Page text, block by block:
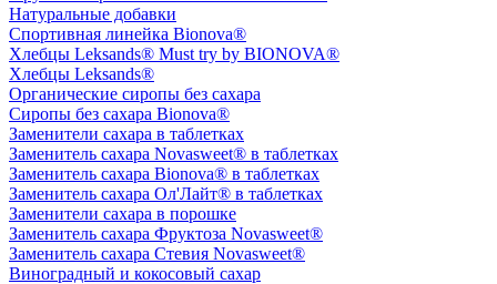
Натуральные добавки
Спортивная линейка Bionova®
Хлебцы Leksands® Must try by BIONOVA®
Хлебцы Leksands®
Органические сиропы без сахара
Сиропы без сахара Bionova®
Заменители сахара в таблетках
Заменитель сахара Novasweet® в таблетках
Заменитель сахара Bionova® в таблетках
Заменитель сахара Ол'Лайт® в таблетках
Заменители сахара в порошке
Заменитель сахара Фруктоза Novasweet®
Заменитель сахара Стевия Novasweet®
Виноградный и кокосовый сахар